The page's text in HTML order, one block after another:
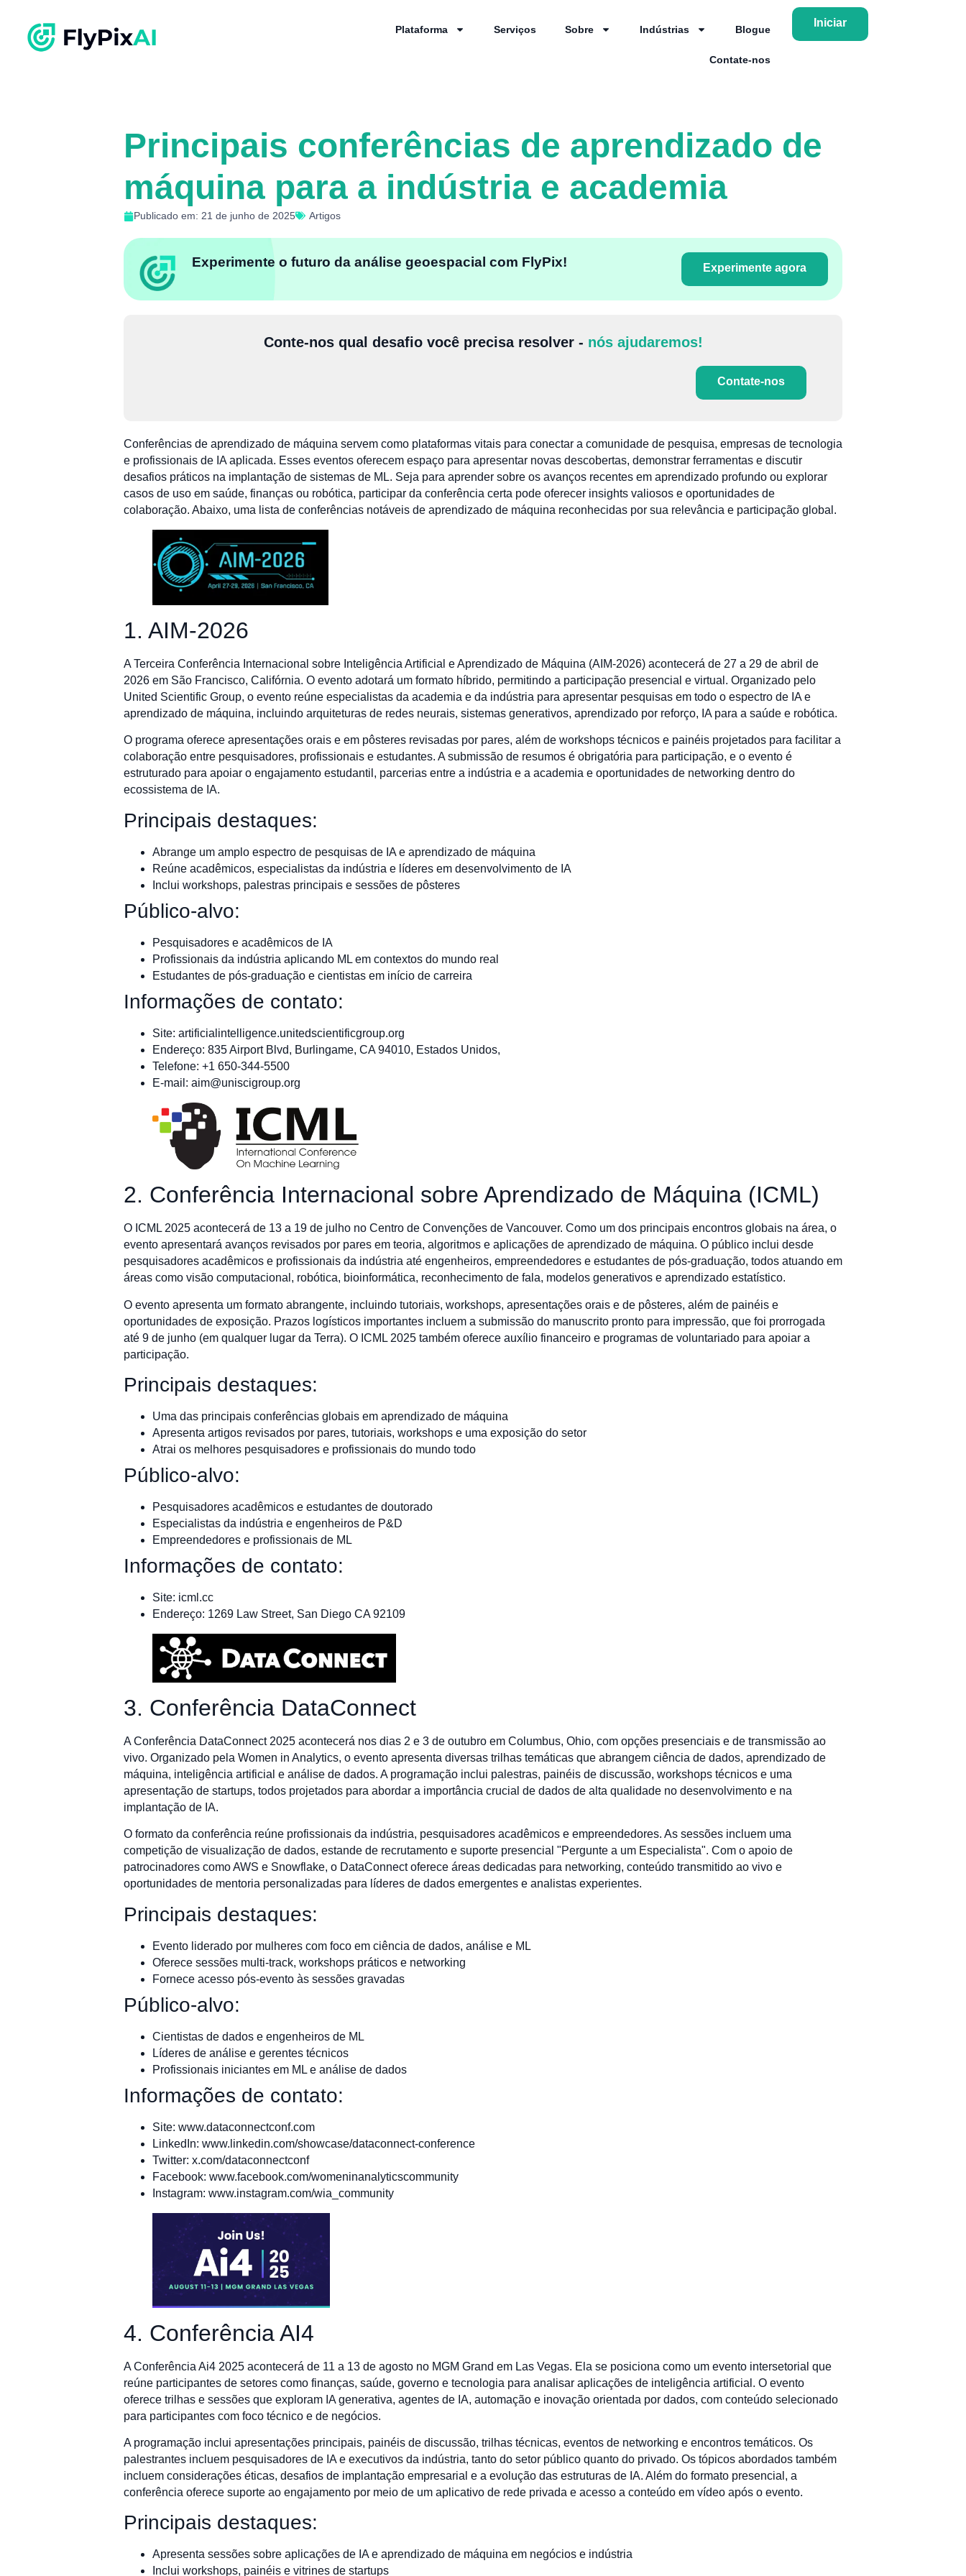
Plataforma Serviços Sobre Indústrias Blogue
Contate-nos
Iniciar
Principais conferências de aprendizado de
máquina para a indústria e academia
Publicado em: 21 de junho de 2025 Artigos
Experimente o futuro da análise geoespacial com FlyPix! Experimente agora
Conte-nos qual desafio você precisa resolver - nós ajudaremos!
Contate-nos
Conferências de aprendizado de máquina servem como plataformas vitais para conectar a comunidade de pesquisa, empresas de tecnologia
e profissionais de IA aplicada. Esses eventos oferecem espaço para apresentar novas descobertas, demonstrar ferramentas e discutir
desafios práticos na implantação de sistemas de ML. Seja para aprender sobre os avanços recentes em aprendizado profundo ou explorar
casos de uso em saúde, finanças ou robótica, participar da conferência certa pode oferecer insights valiosos e oportunidades de
colaboração. Abaixo, uma lista de conferências notáveis de aprendizado de máquina reconhecidas por sua relevância e participação global.
1. AIM-2026
A Terceira Conferência Internacional sobre Inteligência Artificial e Aprendizado de Máquina (AIM-2026) acontecerá de 27 a 29 de abril de
2026 em São Francisco, Califórnia. O evento adotará um formato híbrido, permitindo a participação presencial e virtual. Organizado pelo
United Scientific Group, o evento reúne especialistas da academia e da indústria para apresentar pesquisas em todo o espectro de IA e
aprendizado de máquina, incluindo arquiteturas de redes neurais, sistemas generativos, aprendizado por reforço, IA para a saúde e robótica.
O programa oferece apresentações orais e em pôsteres revisadas por pares, além de workshops técnicos e painéis projetados para facilitar a
colaboração entre pesquisadores, profissionais e estudantes. A submissão de resumos é obrigatória para participação, e o evento é
estruturado para apoiar o engajamento estudantil, parcerias entre a indústria e a academia e oportunidades de networking dentro do
ecossistema de IA.
Principais destaques:
Abrange um amplo espectro de pesquisas de IA e aprendizado de máquina
Reúne acadêmicos, especialistas da indústria e líderes em desenvolvimento de IA
Inclui workshops, palestras principais e sessões de pôsteres
Público-alvo:
Pesquisadores e acadêmicos de IA
Profissionais da indústria aplicando ML em contextos do mundo real
Estudantes de pós-graduação e cientistas em início de carreira
Informações de contato:
Site: artificialintelligence.unitedscientificgroup.org
Endereço: 835 Airport Blvd, Burlingame, CA 94010, Estados Unidos,
Telefone: +1 650-344-5500
E-mail: aim@uniscigroup.org
2. Conferência Internacional sobre Aprendizado de Máquina (ICML)
O ICML 2025 acontecerá de 13 a 19 de julho no Centro de Convenções de Vancouver. Como um dos principais encontros globais na área, o
evento apresentará avanços revisados por pares em teoria, algoritmos e aplicações de aprendizado de máquina. O público inclui desde
pesquisadores acadêmicos e profissionais da indústria até engenheiros, empreendedores e estudantes de pós-graduação, todos atuando em
áreas como visão computacional, robótica, bioinformática, reconhecimento de fala, modelos generativos e aprendizado estatístico.
O evento apresenta um formato abrangente, incluindo tutoriais, workshops, apresentações orais e de pôsteres, além de painéis e
oportunidades de exposição. Prazos logísticos importantes incluem a submissão do manuscrito pronto para impressão, que foi prorrogada
até 9 de junho (em qualquer lugar da Terra). O ICML 2025 também oferece auxílio financeiro e programas de voluntariado para apoiar a
participação.
Principais destaques:
Uma das principais conferências globais em aprendizado de máquina
Apresenta artigos revisados por pares, tutoriais, workshops e uma exposição do setor
Atrai os melhores pesquisadores e profissionais do mundo todo
Público-alvo:
Pesquisadores acadêmicos e estudantes de doutorado
Especialistas da indústria e engenheiros de P&D
Empreendedores e profissionais de ML
Informações de contato:
Site: icml.cc
Endereço: 1269 Law Street, San Diego CA 92109
3. Conferência DataConnect
A Conferência DataConnect 2025 acontecerá nos dias 2 e 3 de outubro em Columbus, Ohio, com opções presenciais e de transmissão ao
vivo. Organizado pela Women in Analytics, o evento apresenta diversas trilhas temáticas que abrangem ciência de dados, aprendizado de
máquina, inteligência artificial e análise de dados. A programação inclui palestras, painéis de discussão, workshops técnicos e uma
apresentação de startups, todos projetados para abordar a importância crucial de dados de alta qualidade no desenvolvimento e na
implantação de IA.
O formato da conferência reúne profissionais da indústria, pesquisadores acadêmicos e empreendedores. As sessões incluem uma
competição de visualização de dados, estande de recrutamento e suporte presencial "Pergunte a um Especialista". Com o apoio de
patrocinadores como AWS e Snowflake, o DataConnect oferece áreas dedicadas para networking, conteúdo transmitido ao vivo e
oportunidades de mentoria personalizadas para líderes de dados emergentes e analistas experientes.
Principais destaques:
Evento liderado por mulheres com foco em ciência de dados, análise e ML
Oferece sessões multi-track, workshops práticos e networking
Fornece acesso pós-evento às sessões gravadas
Público-alvo:
Cientistas de dados e engenheiros de ML
Líderes de análise e gerentes técnicos
Profissionais iniciantes em ML e análise de dados
Informações de contato:
Site: www.dataconnectconf.com
LinkedIn: www.linkedin.com/showcase/dataconnect-conference
Twitter: x.com/dataconnectconf
Facebook: www.facebook.com/womeninanalyticscommunity
Instagram: www.instagram.com/wia_community
4. Conferência AI4
A Conferência Ai4 2025 acontecerá de 11 a 13 de agosto no MGM Grand em Las Vegas. Ela se posiciona como um evento intersetorial que
reúne participantes de setores como finanças, saúde, governo e tecnologia para analisar aplicações de inteligência artificial. O evento
oferece trilhas e sessões que exploram IA generativa, agentes de IA, automação e inovação orientada por dados, com conteúdo selecionado
para participantes com foco técnico e de negócios.
A programação inclui apresentações principais, painéis de discussão, trilhas técnicas, eventos de networking e encontros temáticos. Os
palestrantes incluem pesquisadores de IA e executivos da indústria, tanto do setor público quanto do privado. Os tópicos abordados também
incluem considerações éticas, desafios de implantação empresarial e a evolução das estruturas de IA. Além do formato presencial, a
conferência oferece suporte ao engajamento por meio de um aplicativo de rede privada e acesso a conteúdo em vídeo após o evento.
Principais destaques:
Apresenta sessões sobre aplicações de IA e aprendizado de máquina em negócios e indústria
Inclui workshops, painéis e vitrines de startups